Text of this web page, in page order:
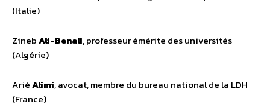
(Italie)
ZinebAli-Benali, professeur émérite des universités
(Algérie)
AriéAlimi, avocat, membre du bureau national de la LDH
(France)